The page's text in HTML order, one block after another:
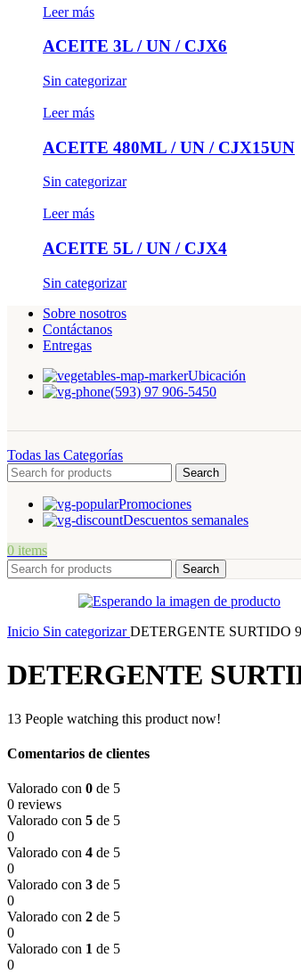
Leer más
ACEITE 3L / UN / CJX6
Sin categorizar
Leer más
ACEITE 480ML / UN / CJX15UN
Sin categorizar
Leer más
ACEITE 5L / UN / CJX4
Sin categorizar
Sobre nosotros
Contáctanos
Entregas
Ubicación
(593) 97 906-5450
Todas las Categorías
Search
Promociones
Descuentos semanales
0 items
Search
Inicio Sin categorizarDETERGENTE SURTIDO
DETERGENTE
13 People watching this product now!
Comentarios de clientes
Valorado con 0 de 5
0 reviews
Valorado con 5 de 5
0
Valorado con 4 de 5
0
Valorado con 3 de 5
0
Valorado con 2 de 5
0
Valorado con 1 de 5
0